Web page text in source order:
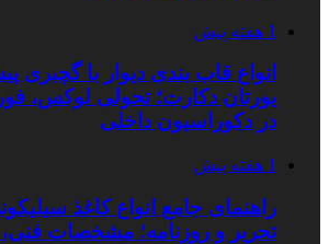
1 هفته پیش
انواع قاب بندی دیوار با گچبری
یورتان دکارت؛ تحولی لوکس،
در دکوراسیون داخلی
1 هفته پیش
راهنمای جامع انواع کاغذ
تحریر و روزنامه؛ مشخصات فنی،